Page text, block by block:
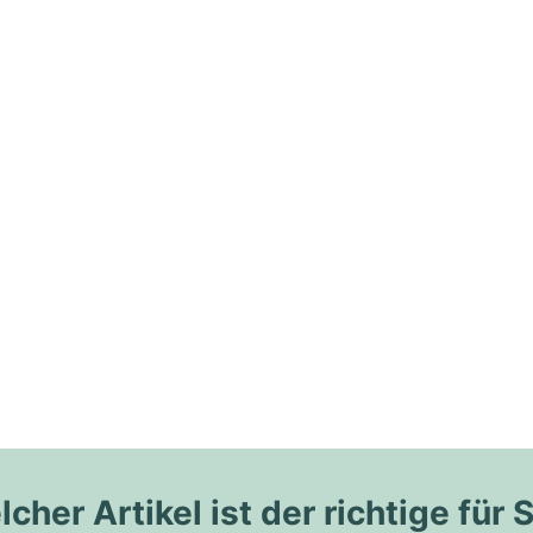
Artikel ist der richtige für